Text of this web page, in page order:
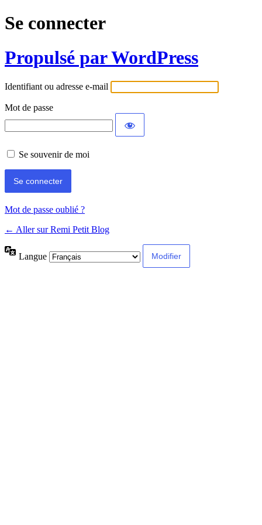
Se connecter
Propulsé par WordPress
Identifiant ou adresse e-mail
Mot de passe
Se souvenir de moi
Mot de passe oublié ?
← Aller sur Remi Petit Blog
Langue